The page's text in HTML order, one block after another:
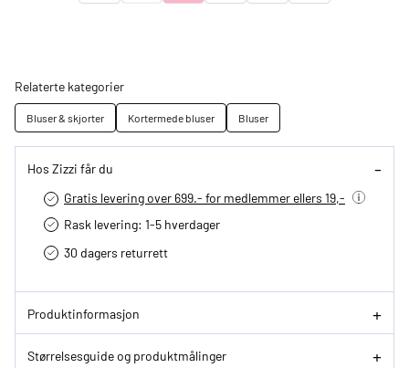
Relaterte kategorier
Bluser & skjorter Kortermede bluser Bluser
Hos Zizzi får du
Gratis levering over 699.- for medlemmer ellers 19,-
Rask levering: 1-5 hverdager
30 dagers returrett
Produktinformasjon
Størrelsesguide og produktmålinger